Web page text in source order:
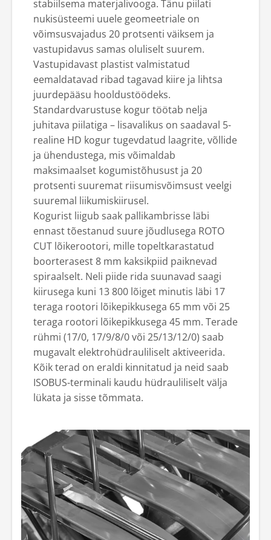
stabiilsema materjalivooga. Tänu piilati
nukisüsteemi uuele geomeetriale on
võimsusvajadus 20 protsenti väiksem ja
vastupidavus samas oluliselt suurem.
Vastupidavast plastist valmistatud
eemaldatavad ribad tagavad kiire ja lihtsa
juurdepääsu hooldustöödeks.
Standardvarustuse kogur töötab nelja
juhitava piilatiga – lisavalikus on saadaval 5-
realine HD kogur tugevdatud laagrite, võllide
ja ühendustega, mis võimaldab
maksimaalset kogumistõhusust ja 20
protsenti suuremat riisumisvõimsust veelgi
suuremal liikumiskiirusel.
Kogurist liigub saak pallikambrisse läbi
ennast tõestanud suure jõudlusega ROTO
CUT lõikerootori, mille topeltkarastatud
boorterasest 8 mm kaksikpiid paiknevad
spiraalselt. Neli piide rida suunavad saagi
kiirusega kuni 13 800 lõiget minutis läbi 17
teraga rootori lõikepikkusega 65 mm või 25
teraga rootori lõikepikkusega 45 mm. Terade
rühmi (17/0, 17/9/8/0 või 25/13/12/0) saab
mugavalt elektrohüdrauliliselt aktiveerida.
Kõik terad on eraldi kinnitatud ja neid saab
ISOBUS-terminali kaudu hüdrauliliselt välja
lükata ja sisse tõmmata.